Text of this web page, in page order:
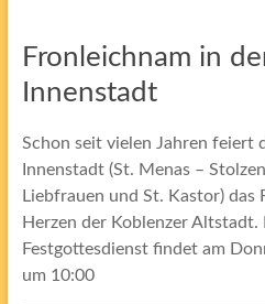
Fronleichnam in
Innenstadt
Schon seit vielen Jahren feiert
Innenstadt (St. Menas –
Liebfrauen und St. Kastor) das
Herzen der Koblenzer Altstadt.
Festgottesdienst findet am
um 10:00